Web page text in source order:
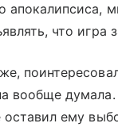
апокалипсиса,
что игра
вообще
оставил ему